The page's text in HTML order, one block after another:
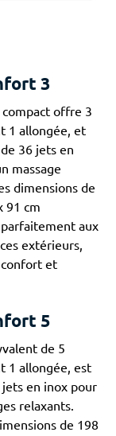
3
compact offre 3
1 allongée, et
36 jets en
massage
dimensions de
91 cm
parfaitement aux
extérieurs,
et
5
de 5
1 allongée, est
en inox pour
relaxants.
de 198